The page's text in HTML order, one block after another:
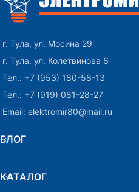
г. Тула, ул. Мосина 29
г. Тула, ул. Колетвинова 6
Тел.: +7 (953) 180-58-13
Тел.: +7 (919) 081-28-27
Email: elektromir80@mail.ru
БЛОГ
КАТАЛОГ